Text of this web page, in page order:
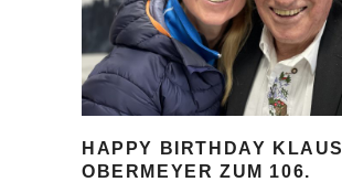
HAPPY BIRTHDAY KLAUS
OBERMEYER ZUM 106.